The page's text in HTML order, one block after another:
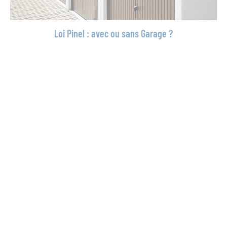
Loi Pinel : avec ou sans Garage ?